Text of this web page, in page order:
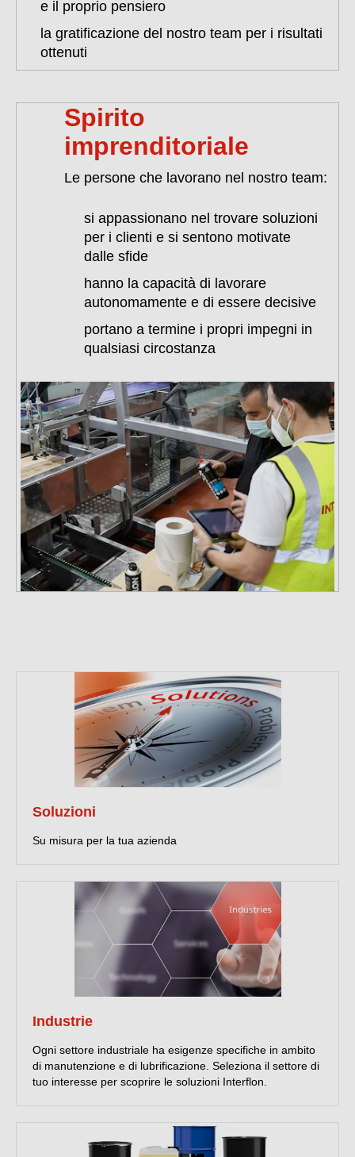
e il proprio pensiero
la gratificazione del nostro team per i risultati
ottenuti
Spirito
imprenditoriale
Le persone che lavorano nel nostro team:
si appassionano nel trovare soluzioni
per i clienti e si sentono motivate
dalle sfide
hanno la capacità di lavorare
autonomamente e di essere decisive
portano a termine i propri impegni in
qualsiasi circostanza
Soluzioni
Su misura per la tua azienda
Industrie
Ogni settore industriale ha esigenze specifiche in ambito
di manutenzione e di lubrificazione. Seleziona il settore di
tuo interesse per scoprire le soluzioni Interflon.